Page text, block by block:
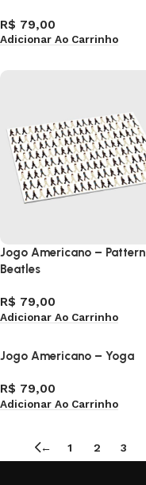
R$ 79,00
Adicionar Ao Carrinho
Jogo Americano – Pattern
Beatles
R$ 79,00
Adicionar Ao Carrinho
Jogo Americano – Yoga
R$ 79,00
Adicionar Ao Carrinho
← 1 2 3